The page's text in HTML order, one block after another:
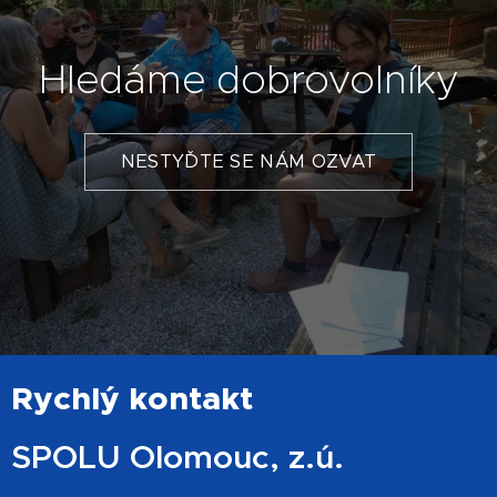
Hledáme dobrovolníky
NESTYĎTE SE NÁM OZVAT
Rychlý kontakt
SPOLU Olomouc, z.ú.